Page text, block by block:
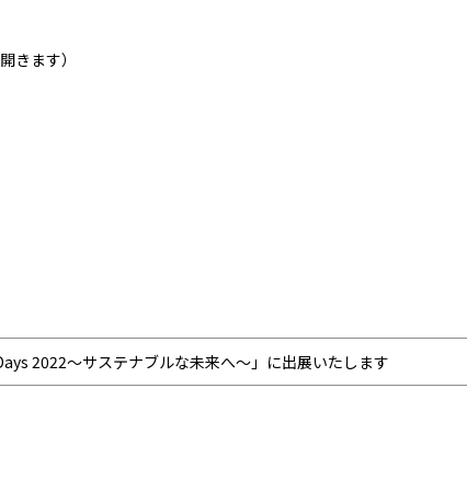
きます）
2022～サステナブルな未来へ～」に出展いたします